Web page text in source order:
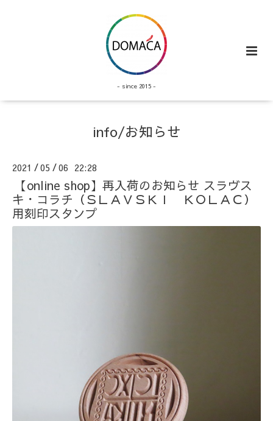
- since 2015 -
info/お知らせ
2021 /05 /06 22:28
【online shop】再入荷のお知らせ スラヴス
キ・コラチ（ＳＬＡＶＳＫＩ ＫＯＬＡＣ）
用刻印スタンプ